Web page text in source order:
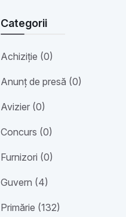
Categorii
Achiziție (0)
Anunț de presă (0)
Avizier (0)
Concurs (0)
Furnizori (0)
Guvern (4)
Primărie (132)